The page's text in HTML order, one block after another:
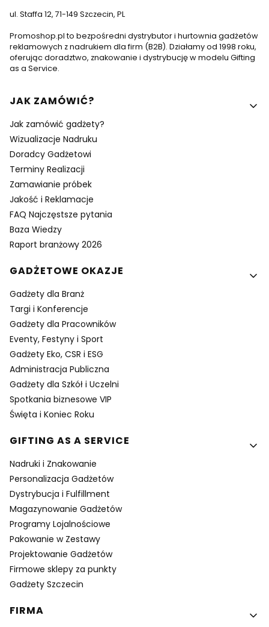
ul. Staffa 12, 71-149 Szczecin, PL
Promoshop.pl to bezpośredni dystrybutor i hurtownia gadżetów
reklamowych z nadrukiem dla firm (B2B). Działamy od 1998 roku,
oferując doradztwo, znakowanie i dystrybucję w modelu Gifting
as a Service.
Linki w stopce
JAK ZAMÓWIĆ?
Jak zamówić gadżety?
Wizualizacje Nadruku
Doradcy Gadżetowi
Terminy Realizacji
Zamawianie próbek
Jakość i Reklamacje
FAQ Najczęstsze pytania
Baza Wiedzy
Raport branżowy 2026
GADŻETOWE OKAZJE
Gadżety dla Branż
Targi i Konferencje
Gadżety dla Pracowników
Eventy, Festyny i Sport
Gadżety Eko, CSR i ESG
Administracja Publiczna
Gadżety dla Szkół i Uczelni
Spotkania biznesowe VIP
Święta i Koniec Roku
GIFTING AS A SERVICE
Nadruki i Znakowanie
Personalizacja Gadżetów
Dystrybucja i Fulfillment
Magazynowanie Gadżetów
Programy Lojalnościowe
Pakowanie w Zestawy
Projektowanie Gadżetów
Firmowe sklepy za punkty
Gadżety Szczecin
FIRMA